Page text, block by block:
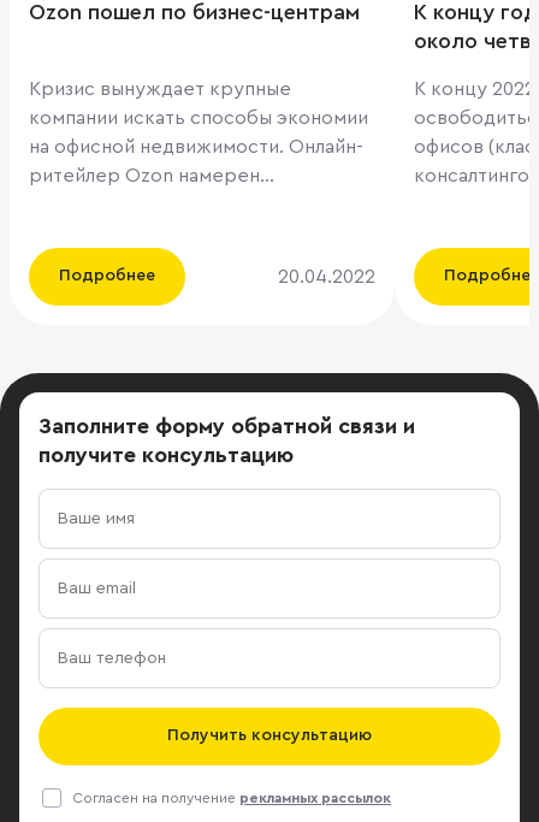
Ozon пошел по бизнес-центрам
Кризис вынуждает крупные
компании искать способы экономии
на офисной недвижимости. Онлайн-
ритейлер Ozon намерен
центрах. Эксперты уверены, что
аналогично поступят многие
банками, придется уступить, чтобы
Рассчитывая значительно увеличить
штат сотрудников, Ozon в 2021 году
нарастил объем офисных
помещений. Сейчас компания
арендует около 100 тыс. кв. м
офисов по всей Москве, в частности,
в башнях «Город столиц»,
«Империя», «Федерация»,
«Меркурий» и Башне на набережной
известно, что Ozon, не сумев
увеличить число сотрудников до
решил пересдать в субаренду
Подробнее 20.04.2022
К концу
около
К концу
офисов
составляла
рынку этот
свободных
вырастет до
класса А
связи с тем,
объектов.
другой
Подробнее
Заполните форму обратной связи и
получите консультацию
Получить консультацию
Согласен на получение рекламных рассылок